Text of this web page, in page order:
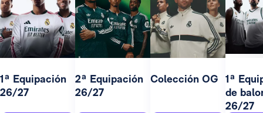
1ª Equipación
26/27
2ª Equipación
26/27
Colección OG
1ª
de
26/27